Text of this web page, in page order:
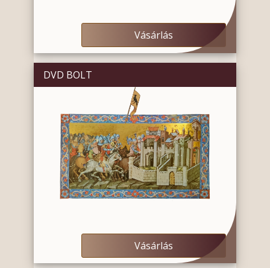
Vásárlás
DVD BOLT
Vásárlás